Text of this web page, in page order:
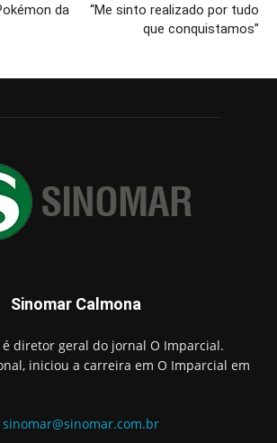
da
“Me sinto realizado por tudo
que conquistamos”
Sinomar Calmona
diretor geral do jornal O Imparcial.
iniciou a carreira em O Imparcial em
sinomar@sinomar.com.br